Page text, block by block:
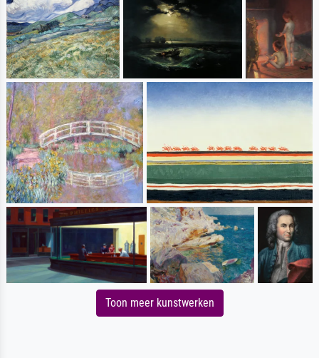
Toon meer kunstwerken